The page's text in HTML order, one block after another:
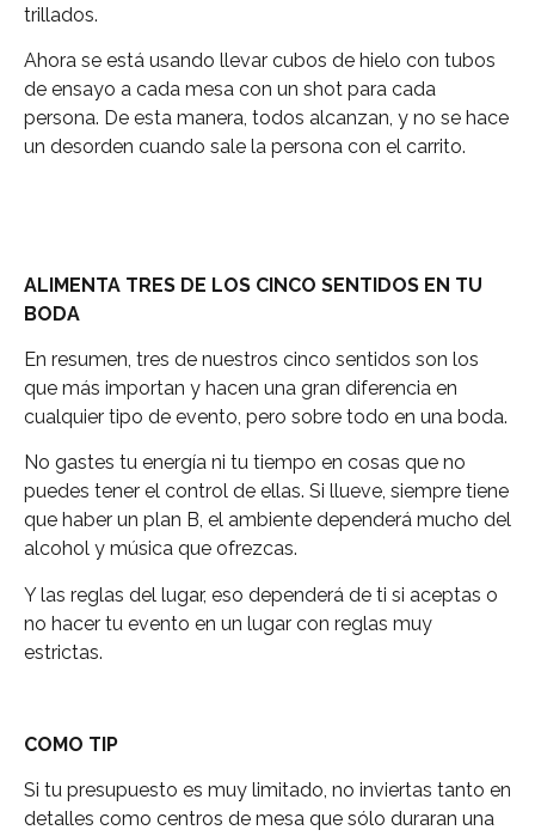
trillados.
Ahora se está usando llevar cubos de hielo con tubos
de ensayo a cada mesa con un shot para cada
persona. De esta manera, todos alcanzan, y no se hace
un desorden cuando sale la persona con el carrito.
ALIMENTA TRES DE LOS CINCO SENTIDOS EN TU
BODA
En resumen, tres de nuestros cinco sentidos son los
que más importan y hacen una gran diferencia en
cualquier tipo de evento, pero sobre todo en una boda.
No gastes tu energía ni tu tiempo en cosas que no
puedes tener el control de ellas. Si llueve, siempre tiene
que haber un plan B, el ambiente dependerá mucho del
alcohol y música que ofrezcas.
Y las reglas del lugar, eso dependerá de ti si aceptas o
no hacer tu evento en un lugar con reglas muy
estrictas.
COMO TIP
Si tu presupuesto es muy limitado, no inviertas tanto en
detalles como centros de mesa que sólo duraran una